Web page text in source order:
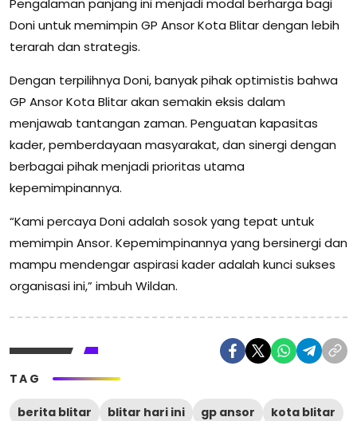
Doni untuk memimpin GP Ansor Kota Blitar dengan lebih
terarah dan strategis.
Dengan terpilihnya Doni, banyak pihak optimistis bahwa
GP Ansor Kota Blitar akan semakin eksis dalam
menjawab tantangan zaman. Penguatan kapasitas
kader, pemberdayaan masyarakat, dan sinergi dengan
berbagai pihak menjadi prioritas utama
kepemimpinannya.
“Kami percaya Doni adalah sosok yang tepat untuk
memimpin Ansor. Kepemimpinannya yang bersinergi dan
mampu mendengar aspirasi kader adalah kunci sukses
organisasi ini,” imbuh Wildan.
TAG
berita blitar blitar hari ini gp ansor kota blitar